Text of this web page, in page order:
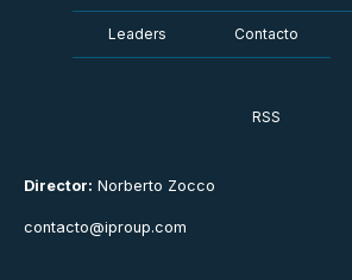
Director: Norberto Zocco
contacto@iproup.com
Leaders Contacto
RSS